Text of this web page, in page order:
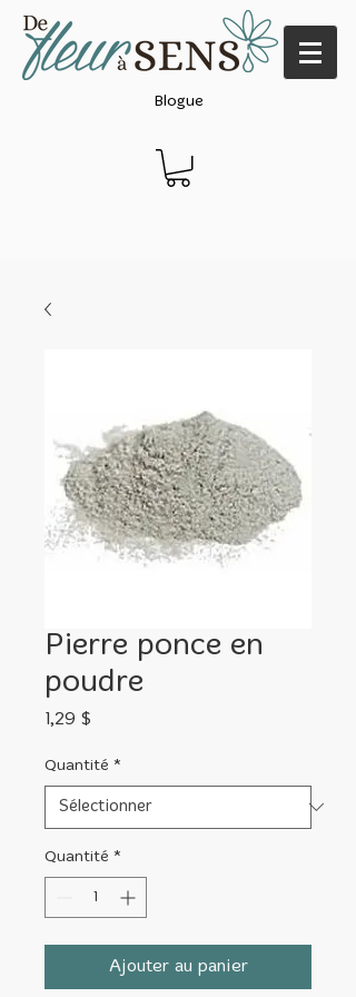
Blogue
Pierre ponce en
poudre
1,29 $
Quantité *
Quantité *
Ajouter au panier